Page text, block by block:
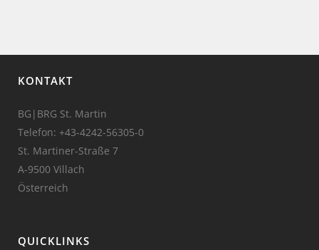
KONTAKT
BG|BRG St. Martin
Telefon: +43-4242-56305-0
St. Martiner-Straße 7
A-9500 Villach
Österreich
QUICKLINKS